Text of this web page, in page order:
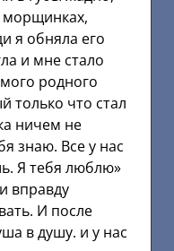
морщинках,
я обняла его
и мне стало
родного
только что стал
ничем не
знаю. Все у нас
Я тебя люблю»
вправду
И после
в душу. и у нас